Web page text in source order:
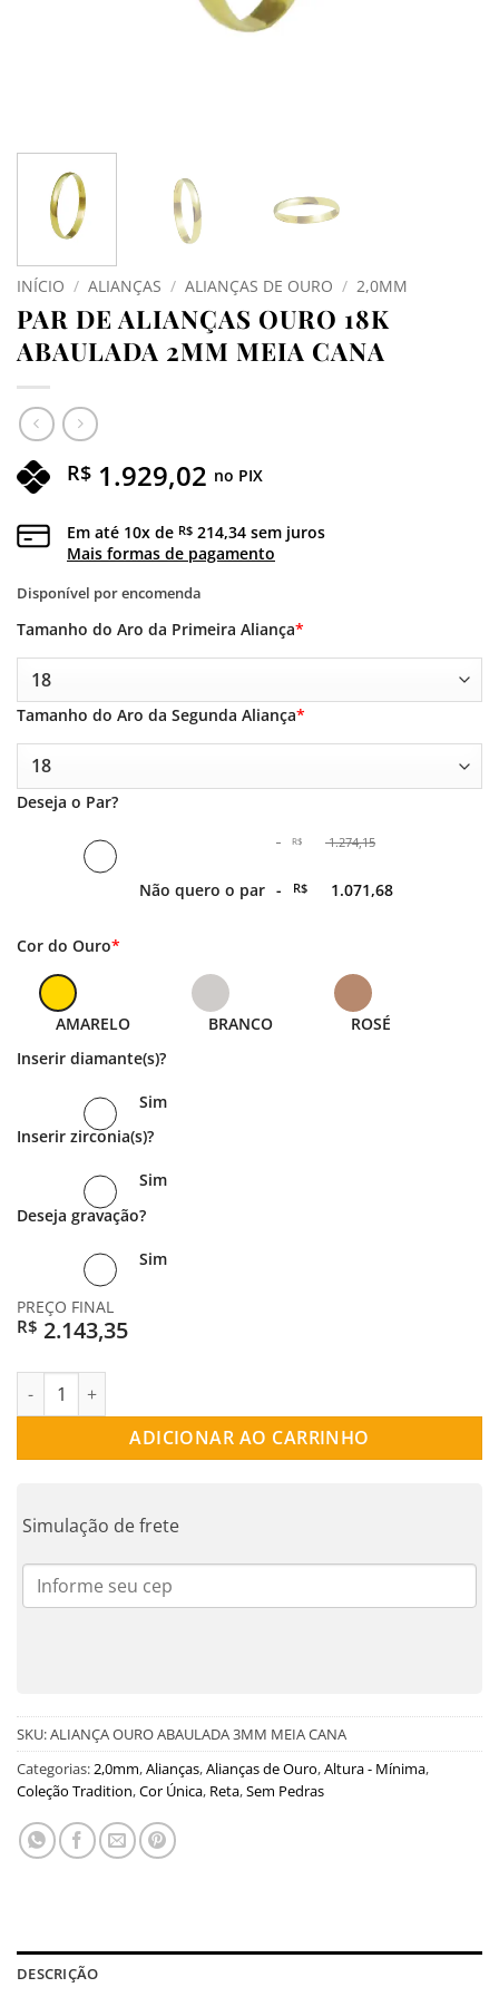
INÍCIO / ALIANÇAS / ALIANÇAS DE OURO / 2,0MM
PAR DE ALIANÇAS OURO 18K
ABAULADA 2MM MEIA CANA
R$ 1.929,02 no PIX
Em até 10x de R$ 214,34 sem juros
Mais formas de pagamento
Disponível por encomenda
*
Tamanho do Aro da Primeira Aliança
*
Tamanho do Aro da Segunda Aliança
Deseja o Par?
Não quero o par
- R$ 1.274,15
O
- R$ 1.071,68
R$ 1.071,68.
*
Cor do Ouro
AMARELO BRANCO
ROSÉ
Inserir diamante(s)?
Sim
Inserir zirconia(s)?
Sim
Deseja gravação?
Sim
PREÇO FINAL
R$ 2.143,35
PAR DE ALIANÇAS OURO 18K ABAULADA 2MM MEIA CANA
ADICIONAR AO CARRINHO
Simulação de frete
SKU:ALIANÇA OURO ABAULADA 3MM MEIA CANA
Categorias:2,0mm,Alianças,Alianças de Ouro,Altura - Mínima,
Coleção Tradition,Cor Única, Reta,Sem Pedras
DESCRIÇÃO